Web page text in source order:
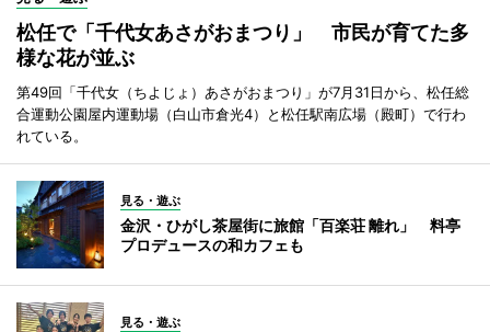
松任で「千代女あさがおまつり」 市民が育てた多
様な花が並ぶ
第49回「千代女（ちよじょ）あさがおまつり」が7月31日から、松任総
合運動公園屋内運動場（白山市倉光4）と松任駅南広場（殿町）で行わ
れている。
見る・遊ぶ
金沢・ひがし茶屋街に旅館「百楽荘 離れ」 料亭
プロデュースの和カフェも
見る・遊ぶ